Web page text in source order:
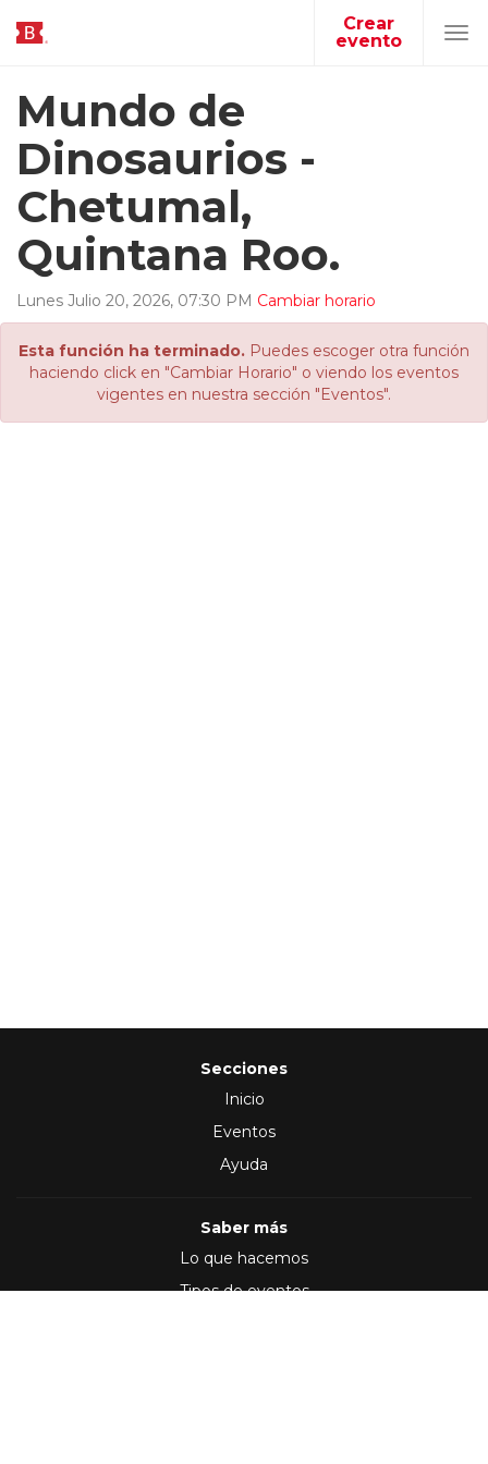
Crear
evento
Mundo de
Dinosaurios -
Chetumal,
Quintana Roo.
Lunes Julio 20, 2026, 07:30 PM Cambiar horario
Esta función ha terminado. Puedes escoger otra función
haciendo click en "Cambiar Horario" o viendo los eventos
vigentes en nuestra sección "Eventos".
Secciones
Inicio
Eventos
Ayuda
Saber más
Lo que hacemos
Tipos de eventos